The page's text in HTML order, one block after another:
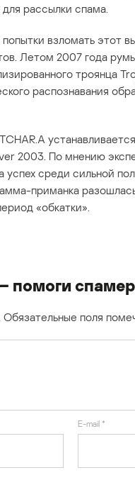
рассылки спама.
взломать этот
Летом 2007 года
троянца
распознавания
2003. По мнению
среди сильной
приманка
«обкатки».
помоги
Обязательные поля
E-mail *